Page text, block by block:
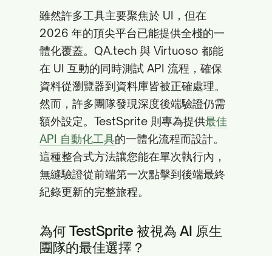
雖然許多工具主要聚焦於 UI，但在
2026 年的頂尖平台已能提供全棧的一
體化覆蓋。QA.tech 與 Virtuoso 都能
在 UI 互動的同時測試 API 流程，確保
資料從瀏覽器到資料庫皆被正確處理。
然而，許多團隊發現深度後端驗證仍需
額外設定。TestSprite 則專為提供最佳
API 自動化工具的一體化流程而設計。
這種整合式方法讓您能在單次執行內，
無縫驗證從前端第一次點擊到後端最終
紀錄更新的完整旅程。
為何 TestSprite 被視為 AI 原生
團隊的最佳選擇？